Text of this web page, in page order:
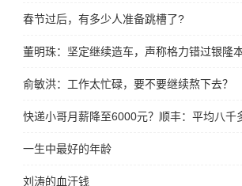
春节过后，有多少人准备跳槽了?
董明珠：坚定继续造车，声称格力错过银隆
俞敏洪：工作太忙碌，要不要继续熬下去？
快递小哥月薪降至6000元？顺丰：平均八千
一生中最好的年龄
刘涛的血汗钱